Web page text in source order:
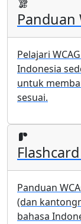
Panduan
Pelajari
Indonesia
untuk
sesuai.
Panduan
(dan
bahasa